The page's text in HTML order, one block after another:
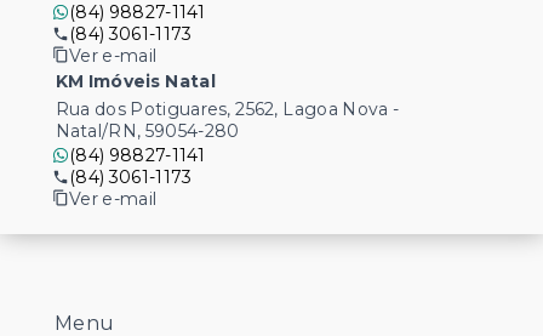
Menu
(84) 98827-1141
(84) 3061-1173
Ver e-mail
KM Imóveis Natal
Rua dos Potiguares, 2562, Lagoa Nova -
Natal/RN, 59054-280
(84) 98827-1141
(84) 3061-1173
Ver e-mail